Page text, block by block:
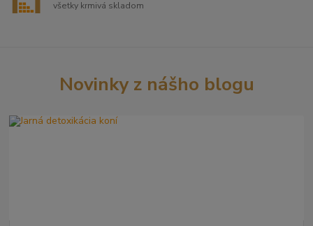
všetky krmivá skladom
Novinky z nášho blogu